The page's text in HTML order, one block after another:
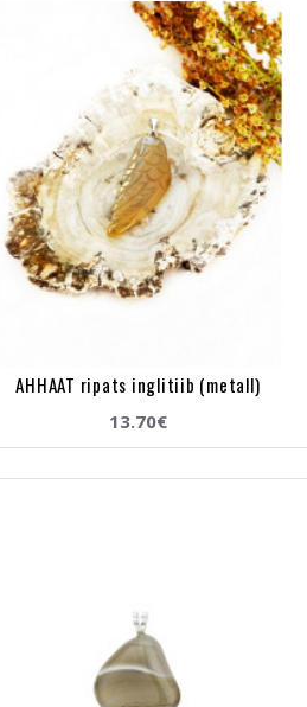
AHHAAT ripats inglitiib (metall)
13.70€